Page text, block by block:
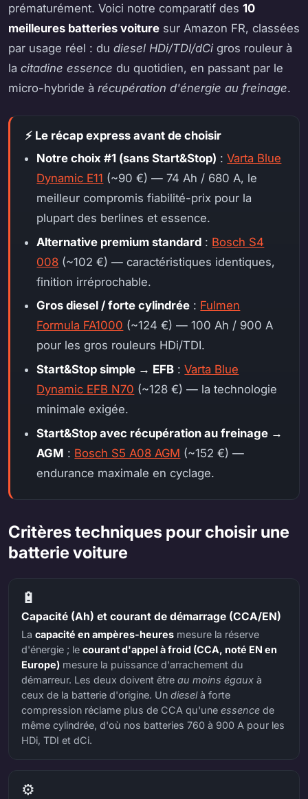
prématurément. Voici notre comparatif des 10
meilleures batteries voiture sur Amazon FR, classées
par usage réel : du diesel HDi/TDI/dCi gros rouleur à
la citadine essence du quotidien, en passant par le
micro-hybride à récupération d'énergie au freinage.
⚡ Le récap express avant de choisir
Notre choix #1 (sans Start&Stop) :Varta Blue
Dynamic E11 (~90 €) — 74 Ah / 680 A, le
meilleur compromis fiabilité-prix pour la
plupart des berlines et essence.
Alternative premium standard : Bosch S4
008 (~102 €) — caractéristiques identiques,
finition irréprochable.
Gros diesel / forte cylindrée : Fulmen
Formula FA1000 (~124 €) — 100 Ah / 900 A
pour les gros rouleurs HDi/TDI.
Start&Stop simple → EFB :Varta Blue
Dynamic EFB N70 (~128 €) — la technologie
minimale exigée.
Start&Stop avec récupération au freinage →
AGM : Bosch S5 A08 AGM (~152 €) —
endurance maximale en cyclage.
Critères techniques pour choisir une
batterie voiture
🔋
Capacité (Ah) et courant de démarrage (CCA/EN)
La capacité en ampères-heuresmesure la réserve
d'énergie ; le courant d'appel à froid (CCA, noté EN en
Europe)mesure la puissance d'arrachement du
démarreur. Les deux doivent être au moins égauxà
ceux de la batterie d'origine. Un dieselà forte
compression réclame plus de CCA qu'une essencede
même cylindrée, d'où nos batteries 760 à 900 A pour les
HDi, TDI et dCi.
⚙️